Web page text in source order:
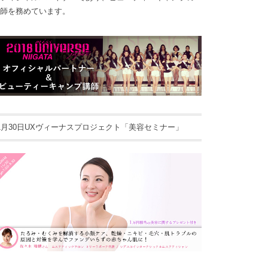
を務めています。
30日UXヴィーナスプロジェクト「美容セミナー」